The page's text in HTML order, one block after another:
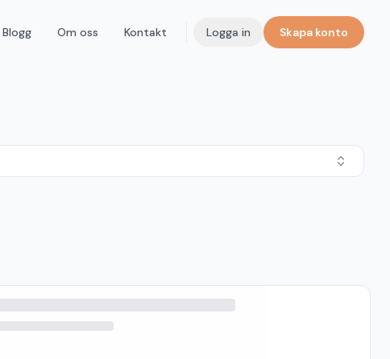
Blogg Om oss Kontakt Logga in Skapa konto